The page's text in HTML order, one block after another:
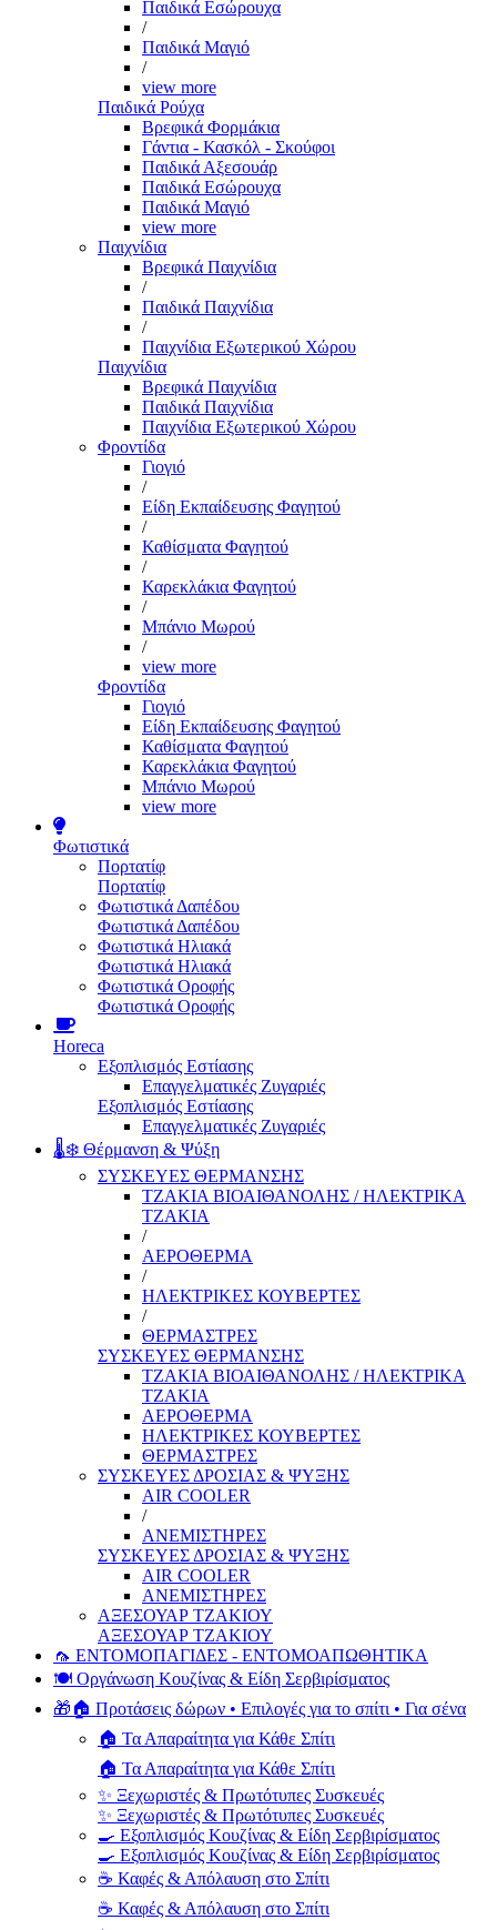
Παιδικά Εσώρουχα
/
Παιδικά Μαγιό
/
view more
Παιδικά Ρούχα
Βρεφικά Φορμάκια
Γάντια - Κασκόλ - Σκούφοι
Παιδικά Αξεσουάρ
Παιδικά Εσώρουχα
Παιδικά Μαγιό
view more
Παιχνίδια
Βρεφικά Παιχνίδια
/
Παιδικά Παιχνίδια
/
Παιχνίδια Εξωτερικού Χώρου
Παιχνίδια
Βρεφικά Παιχνίδια
Παιδικά Παιχνίδια
Παιχνίδια Εξωτερικού Χώρου
Φροντίδα
Γιογιό
/
Είδη Εκπαίδευσης Φαγητού
/
Καθίσματα Φαγητού
/
Καρεκλάκια Φαγητού
/
Μπάνιο Μωρού
/
view more
Φροντίδα
Γιογιό
Είδη Εκπαίδευσης Φαγητού
Καθίσματα Φαγητού
Καρεκλάκια Φαγητού
Μπάνιο Μωρού
view more
Φωτιστικά
Πορτατίφ
Πορτατίφ
Φωτιστικά Δαπέδου
Φωτιστικά Δαπέδου
Φωτιστικά Ηλιακά
Φωτιστικά Ηλιακά
Φωτιστικά Οροφής
Φωτιστικά Οροφής
Horeca
Εξοπλισμός Εστίασης
Επαγγελματικές Ζυγαριές
Εξοπλισμός Εστίασης
Επαγγελματικές Ζυγαριές
🌡️❄️ Θέρμανση & Ψύξη
ΣΥΣΚΕΥΕΣ ΘΕΡΜΑΝΣΗΣ
ΤΖΑΚΙΑ ΒΙΟΑΙΘΑΝΟΛΗΣ / ΗΛΕΚΤΡΙΚΑ
ΤΖΑΚΙΑ
/
ΑΕΡΟΘΕΡΜΑ
/
ΗΛΕΚΤΡΙΚΕΣ ΚΟΥΒΕΡΤΕΣ
/
ΘΕΡΜΑΣΤΡΕΣ
ΣΥΣΚΕΥΕΣ ΘΕΡΜΑΝΣΗΣ
ΤΖΑΚΙΑ ΒΙΟΑΙΘΑΝΟΛΗΣ / ΗΛΕΚΤΡΙΚΑ
ΤΖΑΚΙΑ
ΑΕΡΟΘΕΡΜΑ
ΗΛΕΚΤΡΙΚΕΣ ΚΟΥΒΕΡΤΕΣ
ΘΕΡΜΑΣΤΡΕΣ
ΣΥΣΚΕΥΕΣ ΔΡΟΣΙΑΣ & ΨΥΞΗΣ
AIR COOLER
/
ΑΝΕΜΙΣΤΗΡΕΣ
ΣΥΣΚΕΥΕΣ ΔΡΟΣΙΑΣ & ΨΥΞΗΣ
AIR COOLER
ΑΝΕΜΙΣΤΗΡΕΣ
ΑΞΕΣΟΥΑΡ ΤΖΑΚΙΟΥ
ΑΞΕΣΟΥΑΡ ΤΖΑΚΙΟΥ
🦟 ΕΝΤΟΜΟΠΑΓΙΔΕΣ - ΕΝΤΟΜΟΑΠΩΘΗΤΙΚΑ
🍽️ Οργάνωση Κουζίνας & Είδη Σερβιρίσματος
🎁🏠 Προτάσεις δώρων • Επιλογές για το σπίτι • Για σένα
🏠 Τα Απαραίτητα για Κάθε Σπίτι
🏠 Τα Απαραίτητα για Κάθε Σπίτι
✨ Ξεχωριστές & Πρωτότυπες Συσκευές
✨ Ξεχωριστές & Πρωτότυπες Συσκευές
🍳 Εξοπλισμός Κουζίνας & Είδη Σερβιρίσματος
🍳 Εξοπλισμός Κουζίνας & Είδη Σερβιρίσματος
☕ Καφές & Απόλαυση στο Σπίτι
☕ Καφές & Απόλαυση στο Σπίτι